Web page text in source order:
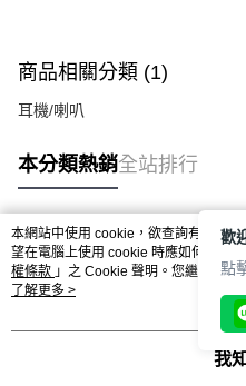
商品相關分類 (1)
耳機/喇叭
本分類熱銷全站排行
熱門標籤
本網站中使用 cookie，欲查詢有關本網
望在電腦上使用 cookie 時應如何變更
權條款 」之 Cookie 聲明。您繼續使用
用條款之 Cookie 聲明使用 cookie。
了解更多 >
我
歡
點